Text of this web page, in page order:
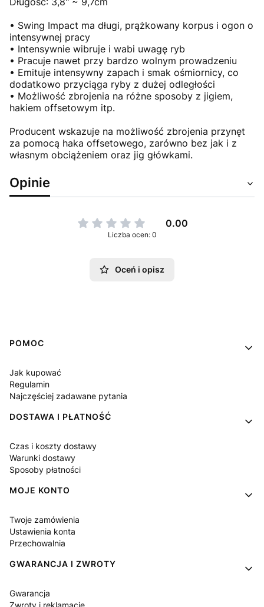
• Swing Impact ma długi, prążkowany korpus i ogon o
intensywnej pracy
• Intensywnie wibruje i wabi uwagę ryb
• Pracuje nawet przy bardzo wolnym prowadzeniu
• Emituje intensywny zapach i smak ośmiornicy, co
dodatkowo przyciąga ryby z dużej odległości
• Możliwość zbrojenia na różne sposoby z jigiem,
hakiem offsetowym itp.
Producent wskazuje na możliwość zbrojenia przynęt
za pomocą haka offsetowego, zarówno bez jak i z
własnym obciążeniem oraz jig główkami.
Opinie
0.00
Liczba ocen: 0
Oceń i opisz
Linki w stopce
POMOC
Jak kupować
Regulamin
Najczęściej zadawane pytania
DOSTAWA I PŁATNOŚĆ
Czas i koszty dostawy
Warunki dostawy
Sposoby płatności
MOJE KONTO
Twoje zamówienia
Ustawienia konta
Przechowalnia
GWARANCJA I ZWROTY
Gwarancja
Zwroty i reklamacje